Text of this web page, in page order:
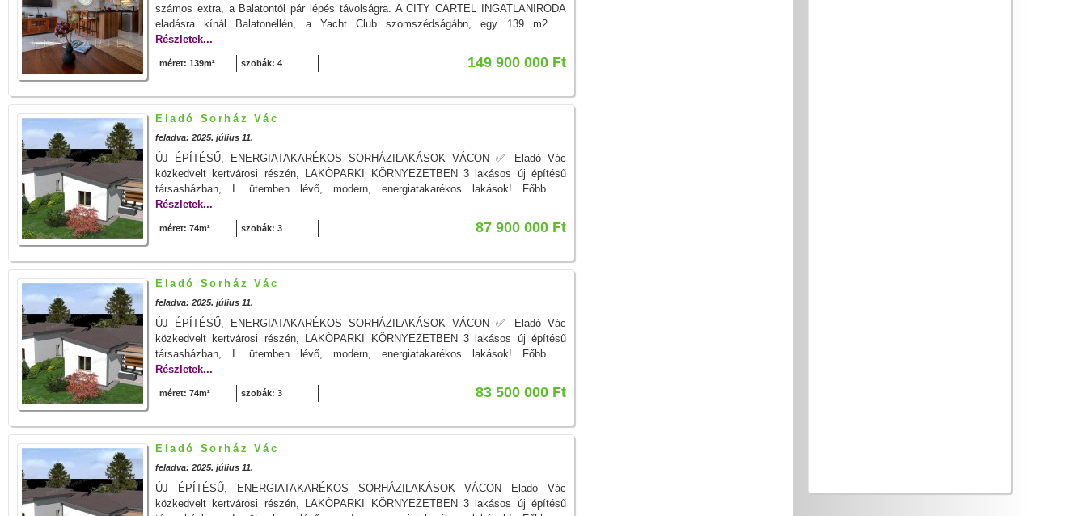
számos extra, a Balatontól pár lépés távolságra. A CITY CARTEL INGATLANIRODA
eladásra kínál Balatonellén, a Yacht Club szomszédságábn, egy 139 m2 ...
Részletek...
méret: 139m² szobák: 4 149 900 000 Ft
Eladó Sorház Vác
feladva: 2025. július 11.
ÚJ ÉPÍTÉSŰ, ENERGIATAKARÉKOS SORHÁZILAKÁSOK VÁCON ✅ Eladó Vác
közkedvelt kertvárosi részén, LAKÓPARKI KÖRNYEZETBEN 3 lakásos új építésű
társasházban, I. ütemben lévő, modern, energiatakarékos lakások! Főbb ...
Részletek...
méret: 74m² szobák: 3 87 900 000 Ft
Eladó Sorház Vác
feladva: 2025. július 11.
ÚJ ÉPÍTÉSŰ, ENERGIATAKARÉKOS SORHÁZILAKÁSOK VÁCON ✅ Eladó Vác
közkedvelt kertvárosi részén, LAKÓPARKI KÖRNYEZETBEN 3 lakásos új építésű
társasházban, I. ütemben lévő, modern, energiatakarékos lakások! Főbb ...
Részletek...
méret: 74m² szobák: 3 83 500 000 Ft
Eladó Sorház Vác
feladva: 2025. július 11.
ÚJ ÉPÍTÉSŰ, ENERGIATAKARÉKOS SORHÁZILAKÁSOK VÁCON Eladó Vác
közkedvelt kertvárosi részén, LAKÓPARKI KÖRNYEZETBEN 3 lakásos új építésű